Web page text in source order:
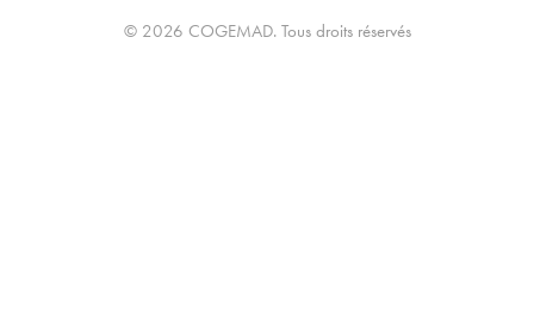
© 2026 COGEMAD. Tous droits réservés